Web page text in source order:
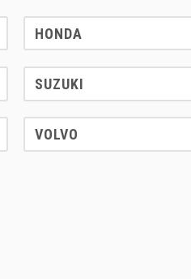
HONDA
SUZUKI
VOLVO